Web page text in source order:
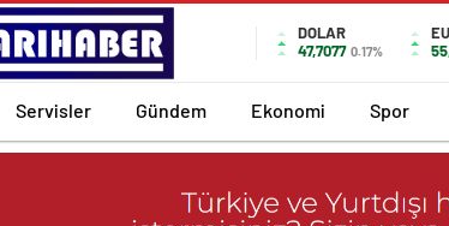
DOLAR
47,7077 0.17%
Servisler Gündem Ekonomi Spor